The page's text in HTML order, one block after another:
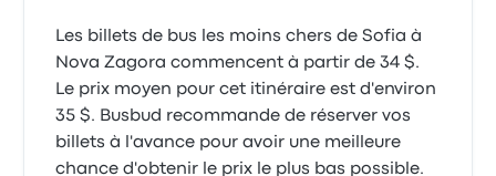
Les billets de bus les moins chers de Sofia à
Nova Zagora commencent à partir de 34 $.
Le prix moyen pour cet itinéraire est d'environ
35 $. Busbud recommande de réserver vos
billets à l'avance pour avoir une meilleure
chance d'obtenir le prix le plus bas possible.